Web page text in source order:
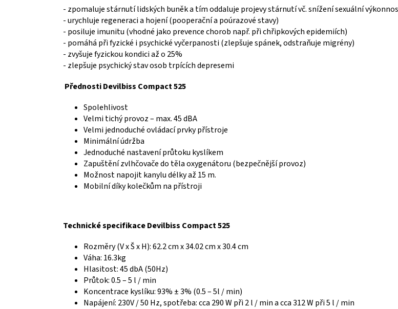
- zpomaluje stárnutí lidských buněk a tím oddaluje projevy stárnutí vč. snížení sexuální
- urychluje regeneraci a hojení (pooperační a poúrazové stavy)
- posiluje imunitu (vhodné jako prevence chorob např. při chřipkových epidemiích)
- pomáhá při fyzické i psychické vyčerpanosti (zlepšuje spánek, odstraňuje migrény)
- zvyšuje fyzickou kondici až o 25%
- zlepšuje psychický stav osob trpících depresemi
Přednosti Devilbiss Compact 525
Spolehlivost
Velmi tichý provoz – max. 45 dBA
Velmi jednoduché ovládací prvky přístroje
Minimální údržba
Jednoduché nastavení průtoku kyslíkem
Zapuštění zvlhčovače do těla oxygenátoru (bezpečnější provoz)
Možnost napojit kanylu délky až 15 m.
Mobilní díky kolečkům na přístroji
Technické specifikace Devilbiss Compact 525
Rozměry (V x Š x H): 62.2 cm x 34.02 cm x 30.4 cm
Váha: 16.3kg
Hlasitost: 45 dbA (50Hz)
Průtok: 0.5 – 5 l / min
Koncentrace kyslíku: 93% ± 3% (0.5 – 5l / min)
Napájení: 230V / 50 Hz, spotřeba: cca 290 W při 2 l / min a cca 312 W při 5 l / min